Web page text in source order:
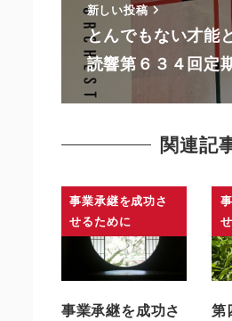
新しい投稿
とんでもない才能
読響第６３４回定
関連記
事業承継を成功さ
せるために
事業承継を成功さ